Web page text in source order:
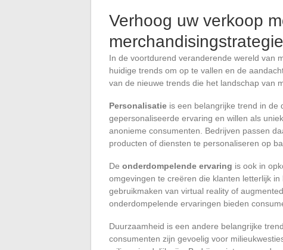
Verhoog uw verkoop
In de voortdurend veranderende wereld van
huidige trends om op te vallen en de
van de nieuwe trends die het landschap van
Personalisatie is een belangrijke trend in de
gepersonaliseerde ervaring en willen als
anonieme consumenten. Bedrijven passen
producten of diensten te personaliseren op
De onderdompelende ervaring is ook in
omgevingen te creëren die klanten letterlijk
gebruikmaken van virtual reality of
onderdompelende ervaringen bieden
Duurzaamheid is een andere belangrijke
consumenten zijn gevoelig voor